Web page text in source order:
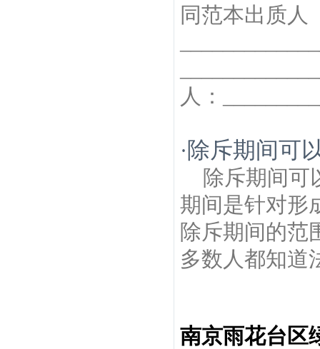
同范本出质人
人：
· 除斥期间可
除斥期间可
期间是针对形
除斥期间的范
多数人都知道
南京雨花台区